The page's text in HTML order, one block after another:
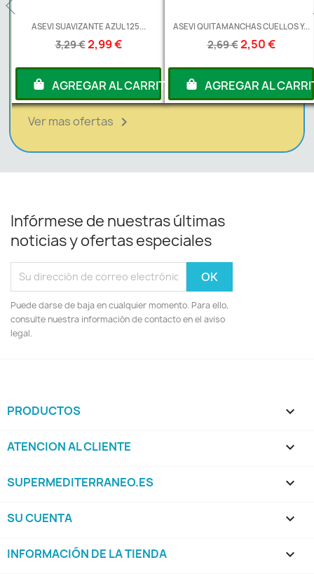
ASEVI QUITAMANCHAS CUELLOS Y...
2,69 €2,50 €
AGREGAR AL CARRITO
ASEVI AMBIENTADOR
2,19 €1,99 €
AGREGAR AL
Ver mas ofertas 
Infórmese de nuestras últimas
noticias y ofertas especiales
Puede darse de baja en cualquier momento. Para ello,
consulte nuestra información de contacto en el aviso
legal.
PRODUCTOS 
ATENCION AL CLIENTE 
SUPERMEDITERRANEO.ES 
SU CUENTA 
INFORMACIÓN DE LA TIENDA keyboard_arrow_down